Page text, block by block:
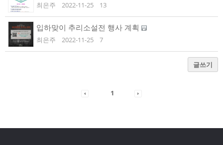
최은주 2022-11-25 13
입하맞이 추리소설전 행사 계획
최은주 2022-11-25 7
글쓰기
1